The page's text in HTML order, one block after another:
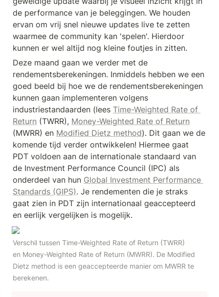
de performance van je beleggingen. We houden
ervan om vrij snel nieuwe updates live te zetten
waarmee de community kan 'spelen'. Hierdoor
kunnen er wel altijd nog kleine foutjes in zitten.
Deze maand gaan we verder met de
rendementsberekeningen. Inmiddels hebben we een
goed beeld bij hoe we de rendementsberekeningen
kunnen gaan implementeren volgens
industriestandaarden (lees Time-Weighted Rate of
Return (TWRR), Money-Weighted Rate of Return
(MWRR) en Modified Dietz method). Dit gaan we de
komende tijd verder ontwikkelen! Hiermee gaat
PDT voldoen aan de internationale standaard van
de Investment Performance Council (IPC) als
onderdeel van hun Global Investment Performance
Standards (GIPS). Je rendementen die je straks
gaat zien in PDT zijn internationaal geaccepteerd
en eerlijk vergelijken is mogelijk.
Verschil tussen Time-Weighted Rate of Return (TWRR)
en Money-Weighted Rate of Return (MWRR). De Modified
Dietz method is een geaccepteerde manier om MWRR te
berekenen.